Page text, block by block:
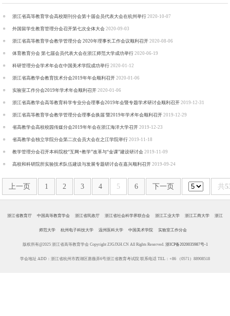
浙江省高等教育学会高校期刊分会第十届会员代表大会在杭州举行 2020-10-07
外国留学生教育管理分会召开第七次全体大会 2020-09-03
浙江省高等教育学会教学管理分会 2020年理事长工作会议顺利召开 2020-08-06
体育教育分会 第七届会员代表大会在浙江师范大学成功举行 2020-06-19
科研管理分会学术年会在中国美术学院成功举行 2020-01-12
浙江省高教学会教育技术分会2019年年会顺利召开 2020-01-06
实验室工作分会2019年学术年会顺利召开 2020-01-06
浙江省高教学会高等教育科学专业分会理事会2019年会暨专题学术研讨会顺利召开 2019-12-31
浙江省高等教育学会教学管理分会理事会换届 暨2019年学术年会顺利召开 2019-12-29
省高教学会高校校园传媒分会2019年年会在浙江海洋大学召开 2019-12-23
省高教学会独立学院分会第二次会员大会在之江学院举行 2019-11-18
教学管理分会召开本科院校“互网+教学”改革与“金课”建设研讨会 2019-11-09
高校和科研院所实验技术队伍建设与发展专题研讨会在嘉兴顺利召开 2019-09-24
上一页 1 2 3 4 5 6 下一页 共
浙江省教育厅 中国高等教育学会 浙江省民政厅 浙江省社会科学界联合会 浙江工业大学 浙江工商大学 浙江
师范大学 杭州电子科技大学 温州医科大学 中国美术学院 实验室工作分会
版权所有@2025 浙江省高等教育学会 Copyright ZJGJXH.CN All Rights Reserved. 浙ICP备2020035987号-1
学会地址 ADD：浙江省杭州市西湖区蔷薇弄6号浙江省教育考试院 联系电话 TEL：+86 （0571）88908518